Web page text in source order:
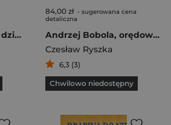
Wiara i ofiara. Życie, dzieło i epoka św. Maksymiliana M. Kolbego
84,00 zł - sugerowana cena
detaliczna
Andrzej Bobola, orędownik Polski. Życie, męczeństwo, świętość
Czesław Ryszka
6,3 (3)
Chwilowo niedostępny